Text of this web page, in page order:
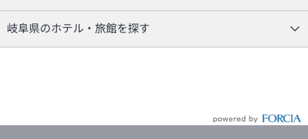
岐阜県のホテル・旅館を探す